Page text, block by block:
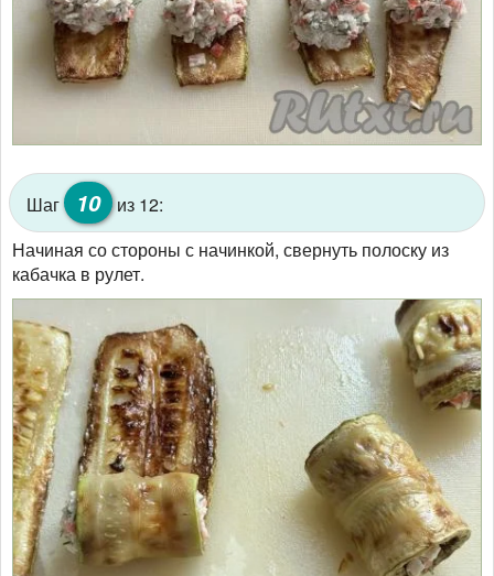
Шаг 10 из 12:
Начиная со стороны с начинкой, свернуть полоску из
кабачка в рулет.